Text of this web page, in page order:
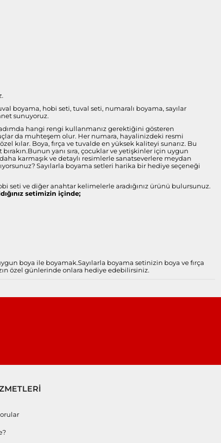
boyama, hobi seti, tuval seti, numaralı boyama, sayılar
sunuyoruz.
hangi rengi kullanmanız gerektiğini gösteren
da muhteşem olur. Her numara, hayalinizdeki resmi
kılar. Boya, fırça ve tuvalde en yüksek kaliteyi sunarız. Bu
yanı sıra, çocuklar ve yetişkinler için uygun
karmaşık ve detaylı resimlerle sanatseverlere meydan
Sayılarla boyama setleri harika bir hediye seçeneği
seti ve diğer anahtar kelimelerle aradığınız ürünü bulursunuz.
setimizin içinde;
boya ile boyamak.Sayılarla boyama setinizin boya ve fırça
özel günlerinde onlara hediye edebilirsiniz.